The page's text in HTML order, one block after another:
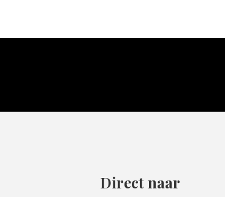
Direct naar